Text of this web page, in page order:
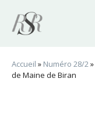
contenu
Accueil » Numéro 28/2»
de Maine de Biran